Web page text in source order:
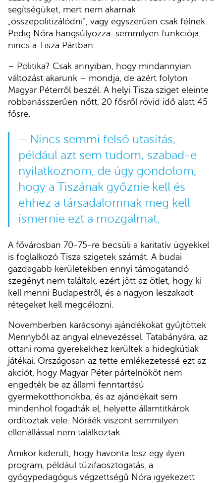
segítségüket, mert nem akarnak
„összepolitizálódni”, vagy egyszerűen csak félnek.
Pedig Nóra hangsúlyozza: semmilyen funkciója
nincs a Tisza Pártban.
– Politika? Csak annyiban, hogy mindannyian
változást akarunk – mondja, de azért folyton
Magyar Péterről beszél. A helyi Tisza sziget eleinte
robbanásszerűen nőtt, 20 fősről rövid idő alatt 45
fősre.
– Nincs semmi felső utasítás,
például azt sem tudom, szabad-e
nyilatkoznom, de úgy gondolom,
hogy a Tiszának győznie kell és
ehhez a társadalomnak meg kell
ismernie ezt a mozgalmat.
A fővárosban 70-75-re becsüli a karitatív ügyekkel
is foglalkozó Tisza szigetek számát. A budai
gazdagabb kerületekben ennyi támogatandó
szegényt nem találtak, ezért jött az ötlet, hogy ki
kell menni Budapestről, és a nagyon leszakadt
rétegeket kell megcélozni.
Novemberben karácsonyi ajándékokat gyűjtöttek
Mennyből az angyal elnevezéssel. Tatabányára, az
ottani roma gyerekekhez kerültek a hidegkútiak
játékai. Országosan az tette emlékezetessé ezt az
akciót, hogy Magyar Péter pártelnököt nem
engedték be az állami fenntartású
gyermekotthonokba, és az ajándékait sem
mindenhol fogadták el, helyette államtitkárok
ordítoztak vele. Nóráék viszont semmilyen
ellenállással nem találkoztak.
Amikor kiderült, hogy havonta lesz egy ilyen
program, például tűzifaosztogatás, a
gyógypedagógus végzettségű Nóra igyekezett